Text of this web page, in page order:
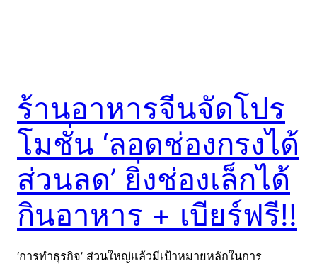
ร้านอาหารจีนจัดโปร
โมชั่น ‘ลอดช่องกรงได้
ส่วนลด’ ยิ่งช่องเล็กได้
กินอาหาร + เบียร์ฟรี!!
‘การทำธุรกิจ’ ส่วนใหญ่แล้วมีเป้าหมายหลักในการ